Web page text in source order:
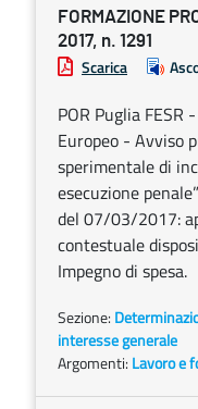
FORMAZIONE
2017, n. 1291
Scarica
POR Puglia FESR
Europeo - Avviso
sperimentale di
esecuzione
del 07/03/2017:
contestuale
Impegno di spesa.
Sezione:
interesse generale
Argomenti: Lavoro e